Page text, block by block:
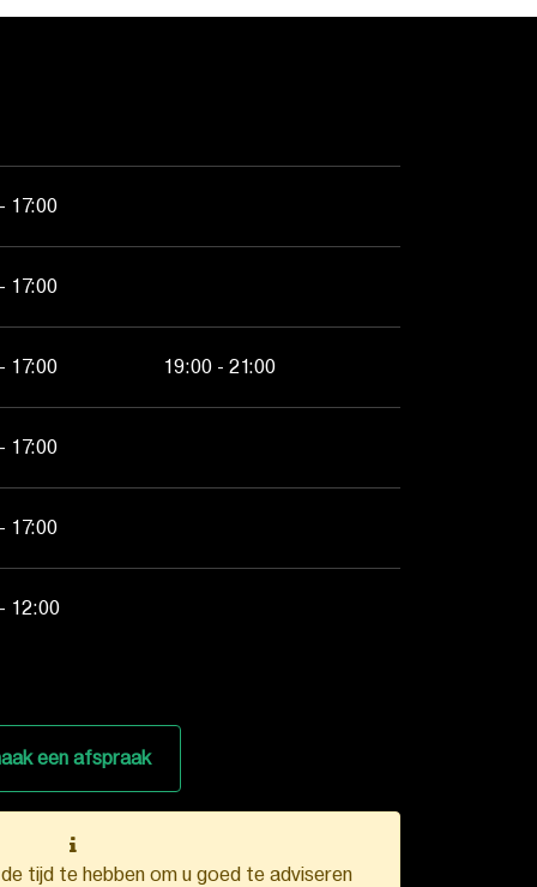
17:00
17:00
17:00 19:00 - 21:00
17:00
17:00
12:00
een afspraak
tijd te hebben om u goed te adviseren